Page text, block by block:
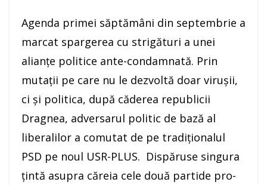
Agenda primei săptămâni din septembrie a
marcat spargerea cu strigături a unei
alianțe politice ante-condamnată. Prin
mutații pe care nu le dezvoltă doar virușii,
ci și politica, după căderea republicii
Dragnea, adversarul politic de bază al
liberalilor a comutat de pe tradiționalul
PSD pe noul USR-PLUS. Dispăruse singura
țintă asupra căreia cele două partide pro-